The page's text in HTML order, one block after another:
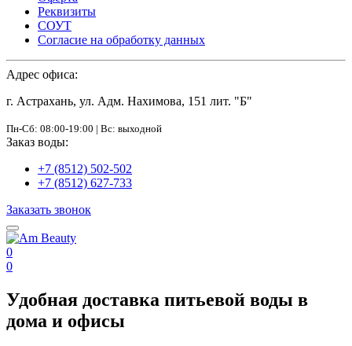
Реквизиты
СОУТ
Согласие на обработку данных
Адрес офиса:
г. Астрахань, ул. Адм. Нахимова, 151 лит. "Б"
Пн-Сб: 08:00-19:00 | Вс: выходной
Заказ воды:
+7 (8512) 502-502
+7 (8512) 627-733
Заказать звонок
0
0
Удобная доставка питьевой воды в
дома и офисы